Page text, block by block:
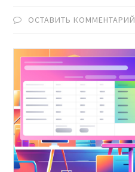
ОСТАВИТЬ КОММЕНТАРИЙ